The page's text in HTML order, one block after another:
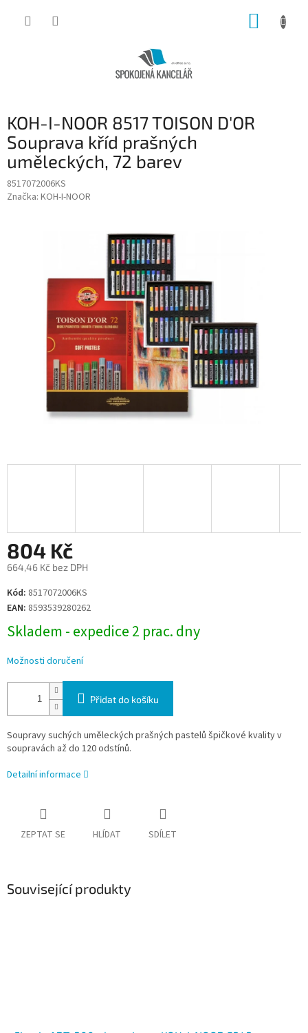
KOH-I-NOOR 8517 TOISON D'OR
Souprava kříd prašných
uměleckých, 72 barev
8517072006KS
Značka: KOH-I-NOOR
804 Kč
664,46 Kč bez DPH
Měrná
cena:
Kód: 8517072006KS
EAN: 8593539280262
Skladem - expedice 2 prac. dny
Možnosti doručení
Přidat do košíku
Soupravy suchých uměleckých prašných pastelů špičkové kvality v
soupravách až do 120 odstínů.
Detailní informace
ZEPTAT SE HLÍDAT SDÍLET
Související produkty